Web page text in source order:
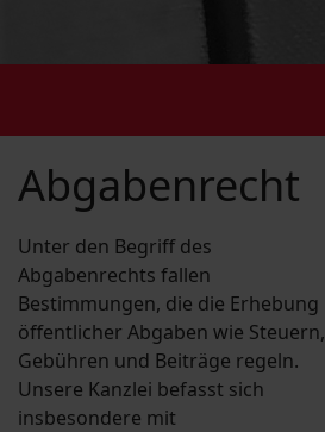
Abgabenrecht
Unter den Begriff des
Abgabenrechts fallen
Bestimmungen, die die Erhebung
öffentlicher Abgaben wie Steuern,
Gebühren und Beiträge regeln.
Unsere Kanzlei befasst sich
insbesondere mit